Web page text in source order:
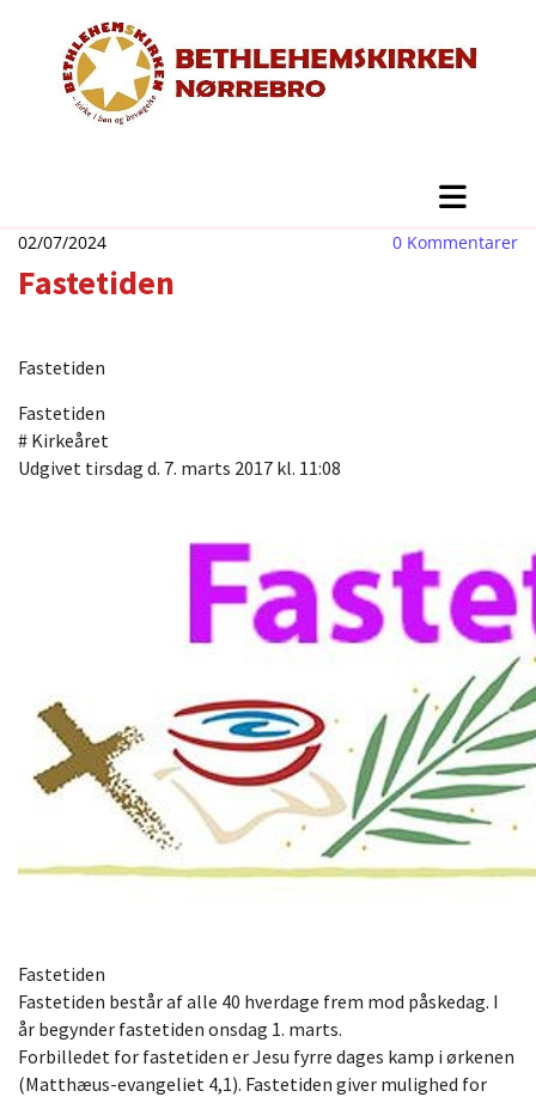
02/07/2024 0 Kommentarer
Fastetiden
Fastetiden
Fastetiden
# Kirkeåret
Udgivet tirsdag d. 7. marts 2017 kl. 11:08
Fastetiden
Fastetiden består af alle 40 hverdage frem mod påskedag. I
år begynder fastetiden onsdag 1. marts.
Forbilledet for fastetiden er Jesu fyrre dages kamp i ørkenen
(Matthæus-evangeliet 4,1). Fastetiden giver mulighed for